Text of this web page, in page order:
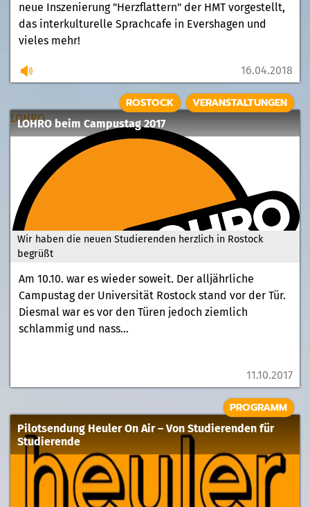
neue Inszenierung "Herzflattern" der HMT vorgestellt,
das interkulturelle Sprachcafe in Evershagen und
vieles mehr!
16.04.2018
LOHRO
Wir haben die neuen Studierenden herzlich in Rostock
begrüßt
LOHRO beim Campustag 2017
ROSTOCK VERANSTALTUNGEN
Am 10.10. war es wieder soweit. Der alljährliche
Campustag der Universität Rostock stand vor der Tür.
Diesmal war es vor den Türen jedoch ziemlich
schlammig und nass...
11.10.2017
Pilotsendung Heuler On Air – Von Studierenden für
Studierende
PROGRAMM